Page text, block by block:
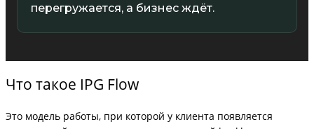
перегружается, а бизнес ждёт.
Что такое IPG Flow
Это модель работы, при которой у клиента появляется